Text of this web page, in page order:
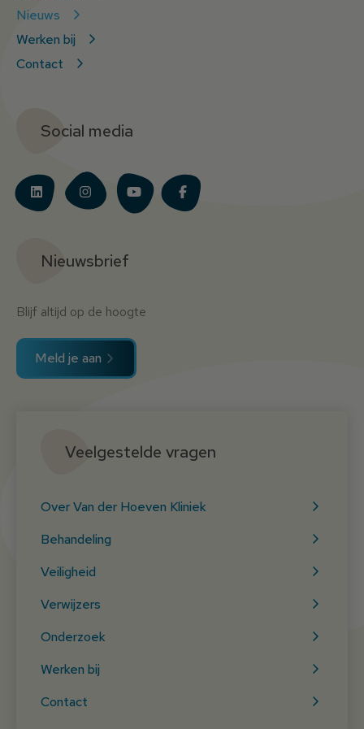
Nieuws
Werken bij
Contact
Social media
Nieuwsbrief
Blijf altijd op de hoogte
Meld je aan
Veelgestelde vragen
Over Van der Hoeven Kliniek
Behandeling
Veiligheid
Verwijzers
Onderzoek
Werken bij
Contact